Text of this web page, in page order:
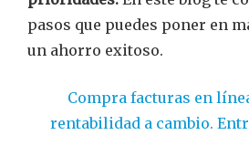
pasos que puedes poner en
un ahorro exitoso.
Compra facturas en
rentabilidad a cambio.